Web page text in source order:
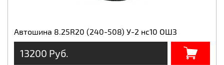
Автошина 8.25R20 (240-508) У-2 нс10 ОШЗ
13200 Руб.